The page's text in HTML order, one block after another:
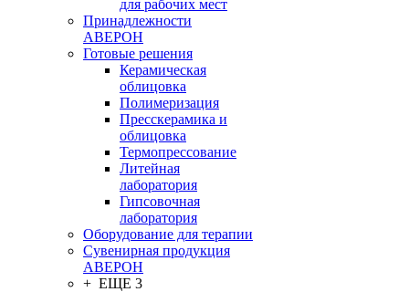
для рабочих мест
Принадлежности
АВЕРОН
Готовые решения
Керамическая
облицовка
Полимеризация
Пресскерамика и
облицовка
Термопрессование
Литейная
лаборатория
Гипсовочная
лаборатория
Оборудование для терапии
Сувенирная продукция
АВЕРОН
+ ЕЩЕ 3